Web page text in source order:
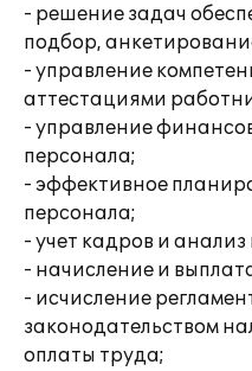
- решение задач
подбор,
- управление
аттестациями
- управление
персонала;
- эффективное
персонала;
- учет кадров и
- начисление и
- исчисление
законодательством
оплаты труда;